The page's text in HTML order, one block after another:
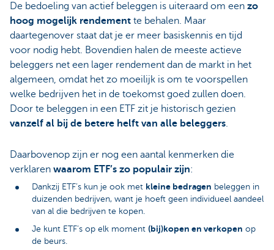
De bedoeling van actief beleggen is uiteraard om een zo
hoog mogelijk rendement te behalen. Maar
daartegenover staat dat je er meer basiskennis en tijd
voor nodig hebt. Bovendien halen de meeste actieve
beleggers net een lager rendement dan de markt in het
algemeen, omdat het zo moeilijk is om te voorspellen
welke bedrijven het in de toekomst goed zullen doen.
Door te beleggen in een ETF zit je historisch gezien
vanzelf al bij de betere helft van alle beleggers.
Daarbovenop zijn er nog een aantal kenmerken die
verklaren waarom ETF’s zo populair zijn:
Dankzij ETF’s kun je ook met kleine bedragen beleggen in
duizenden bedrijven, want je hoeft geen individueel aandeel
van al die bedrijven te kopen.
Je kunt ETF’s op elk moment (bij)kopen en verkopen op
de beurs.